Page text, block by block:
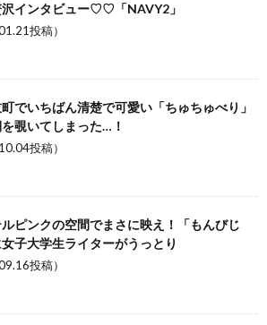
沢インタビュー♡♡「NAVY2」
投稿）
でいちばん清楚で可愛い「ちゅちゅべり」
覗いてしまった…！
投稿）
ピンクの空間でまさに映え！「もんびじ
子大学生ライターがうっとり
投稿）